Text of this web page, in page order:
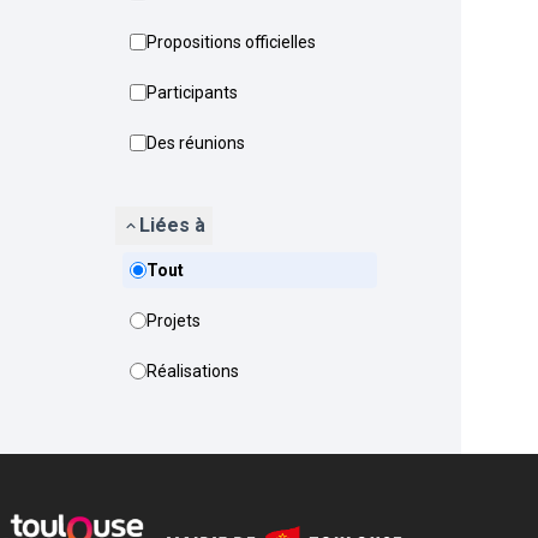
Propositions officielles
Participants
Des réunions
Liées à
Tout
Projets
Réalisations